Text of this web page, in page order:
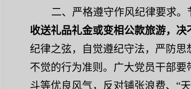
二、严格遵守作风纪律要求。
收送礼品礼金或变相公款旅游，决
纪律之弦，
自觉遵纪守法，严防思
不觉的行为准则。广大党员干部要
斗等优良风气，反对铺张浪费、 “